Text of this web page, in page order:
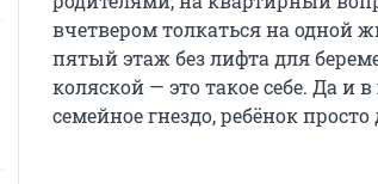
вчетвером толкаться на одной
пятый этаж без лифта для
коляской — это такое себе. Да и
семейное гнездо, ребёнок